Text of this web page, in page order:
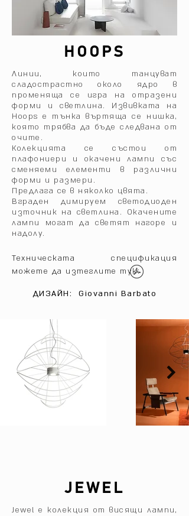
HOOPS
Линии, които танцуват
сладострастно около ядро ​​в
променяща се игра на отразени
форми и светлина.‎ Извивката на
Hoops е тънка въртяща се нишка,
която трябва да бъде следвана от
очите.‎
Колекцията се състои от
плафониери и окачени лампи със
сменяеми елементи в различни
форми и размери.‎
Предлага се в няколко цвята.‎
Вграден димируем светодиоден
източник на светлина.‎ Окачените
лампи могат да светят нагоре и
надолу.‎
Техническата спецификация
можете да изтеглите тук:
ДИЗАЙН: Giovanni Barbato
JEWEL
Jewel е колекция от висящи лампи,